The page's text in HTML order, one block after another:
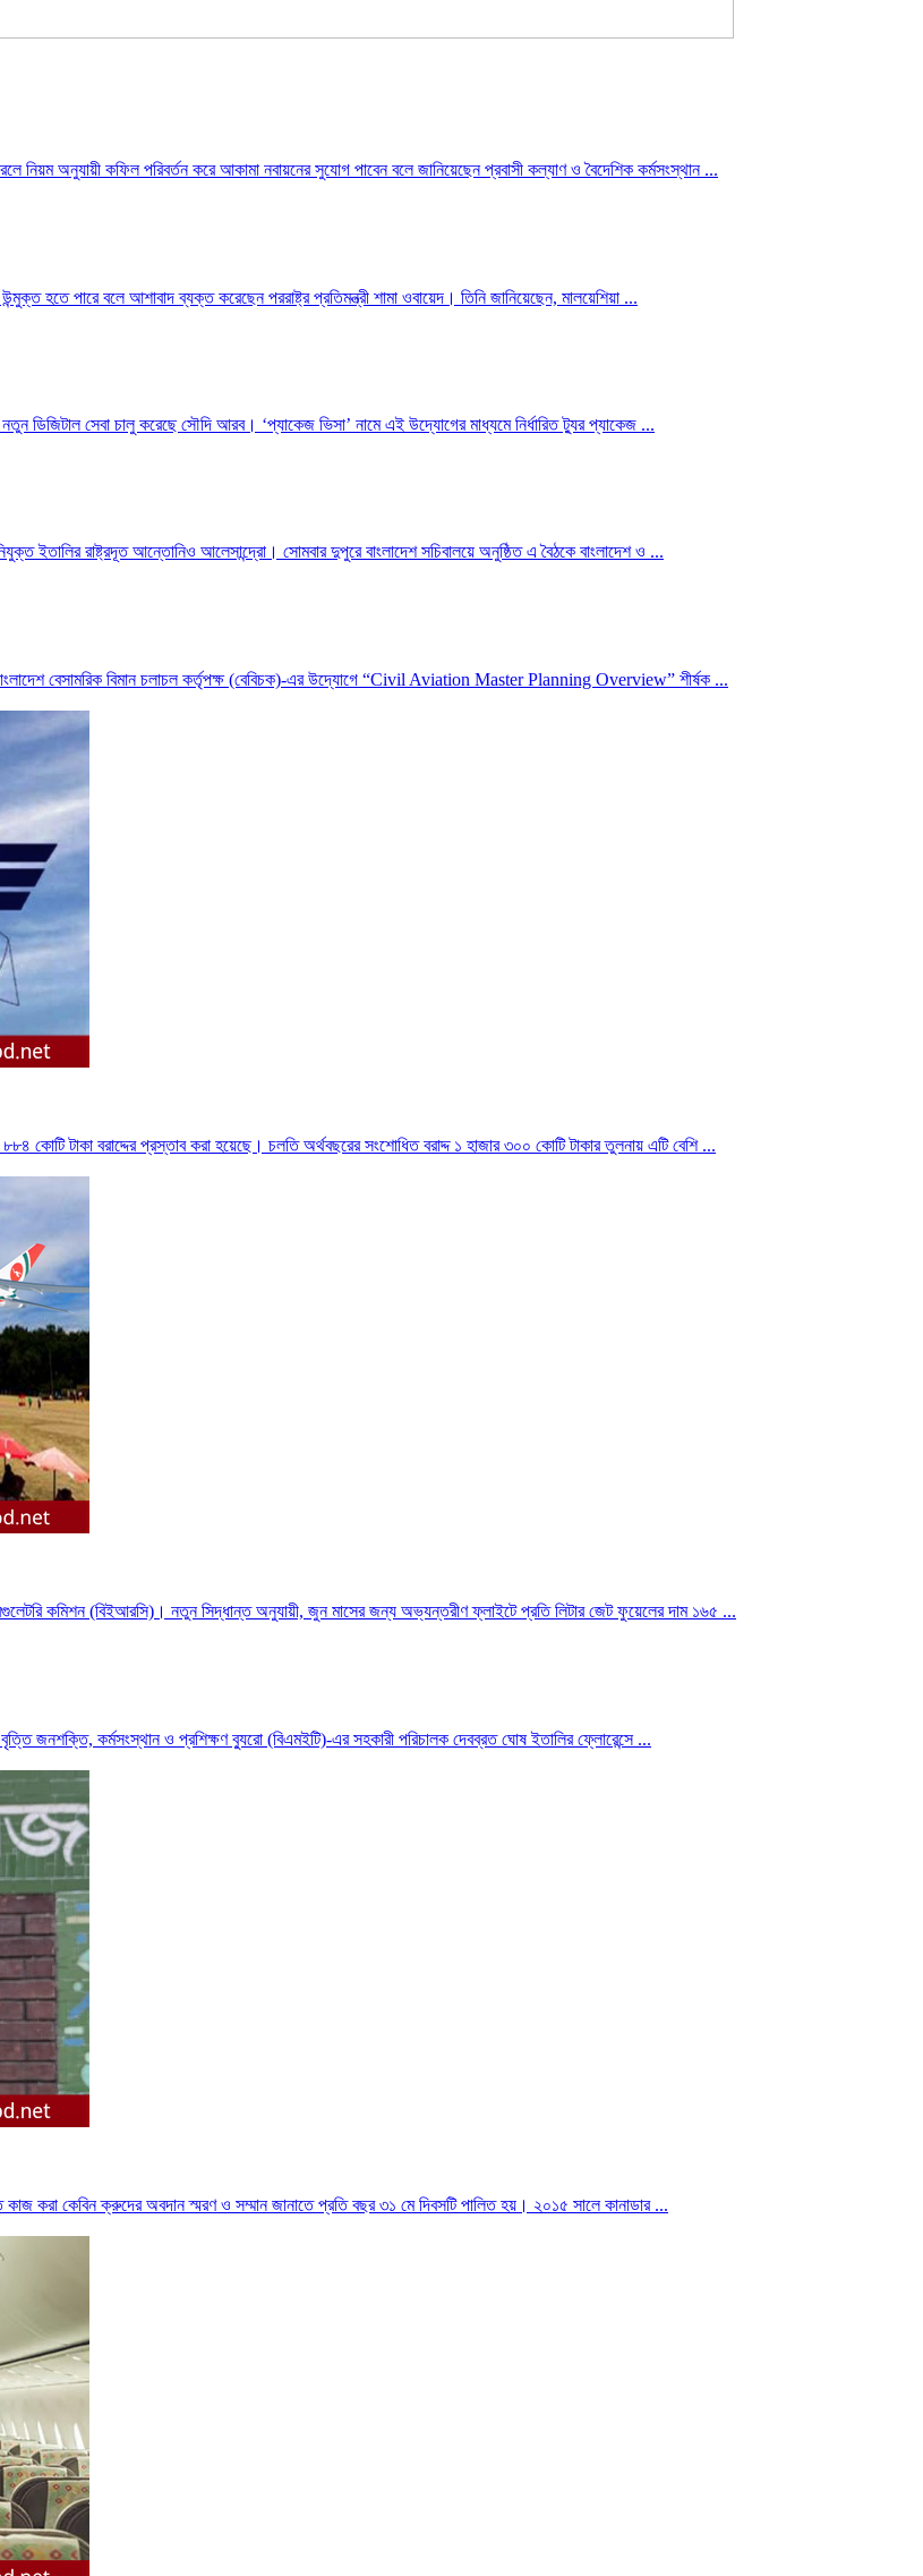
নিয়ম অনুযায়ী কফিল পরিবর্তন করে আকামা নবায়নের সুযোগ পাবেন বলে জানিয়েছেন প্রবাসী কল্যাণ ও বৈদেশিক কর্মসংস্থান ...
হতে পারে বলে আশাবাদ ব্যক্ত করেছেন পররাষ্ট্র প্রতিমন্ত্রী শামা ওবায়েদ। তিনি জানিয়েছেন, মালয়েশিয়া ...
ডিজিটাল সেবা চালু করেছে সৌদি আরব। ‘প্যাকেজ ভিসা’ নামে এই উদ্যোগের মাধ্যমে নির্ধারিত ট্যুর প্যাকেজ ...
ইতালির রাষ্ট্রদূত আন্তোনিও আলেসান্দ্রো। সোমবার দুপুরে বাংলাদেশ সচিবালয়ে অনুষ্ঠিত এ বৈঠকে বাংলাদেশ ও ...
বাংলাদেশ বেসামরিক বিমান চলাচল কর্তৃপক্ষ (বেবিচক)-এর উদ্যোগে “Civil Aviation Master Planning Overview” শীর্ষক ...
কোটি টাকা বরাদ্দের প্রস্তাব করা হয়েছে। চলতি অর্থবছরের সংশোধিত বরাদ্দ ১ হাজার ৩০০ কোটি টাকার তুলনায় এটি বেশি ...
কমিশন (বিইআরসি)। নতুন সিদ্ধান্ত অনুযায়ী, জুন মাসের জন্য অভ্যন্তরীণ ফ্লাইটে প্রতি লিটার জেট ফুয়েলের দাম ১৬৫ ...
জনশক্তি, কর্মসংস্থান ও প্রশিক্ষণ ব্যুরো (বিএমইটি)-এর সহকারী পরিচালক দেবব্রত ঘোষ ইতালির ফ্লোরেন্সে ...
করা কেবিন ক্রুদের অবদান স্মরণ ও সম্মান জানাতে প্রতি বছর ৩১ মে দিবসটি পালিত হয়। ২০১৫ সালে কানাডার ...